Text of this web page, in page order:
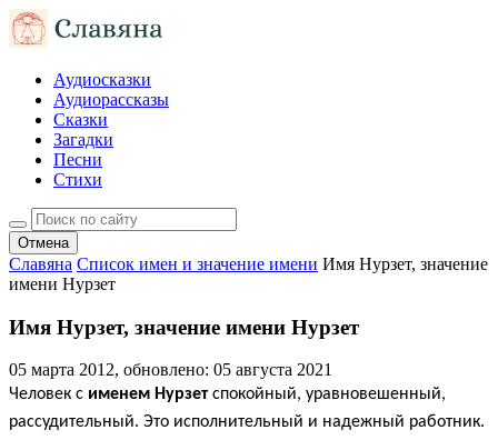
Аудиосказки
Аудиорассказы
Сказки
Загадки
Песни
Стихи
Отмена
Славяна Список имен и значение имени Имя Нурзет, значение
имени Нурзет
Имя Нурзет, значение имени Нурзет
05 марта 2012, обновлено: 05 августа 2021
Человек с именем Нурзетспокойный, уравновешенный,
рассудительный. Это исполнительный и надежный работник.